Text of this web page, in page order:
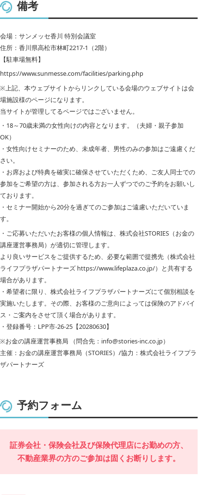
備考
会場：サンメッセ香川 特別会議室
住所：香川県高松市林町2217-1（2階）
【駐車場無料】
https://www.sunmesse.com/facilities/parking.php
※上記、本ウェブサイトからリンクしている会場のウェブサイトは会
場施設様のページになります。
当サイトが管理してるページではございません。
・18～70歳未満の女性向けの内容となります。（夫婦・親子参加
OK）
・女性向けセミナーのため、未成年者、男性のみの参加はご遠慮くだ
さい。
・お席および特典を確実に確保させていただくため、ご友人同士での
参加をご希望の方は、参加される方お一人ずつでのご予約をお願いし
ております。
・セミナー開始から20分を過ぎてのご参加はご遠慮いただいていま
す。
・ご応募いただいたお客様の個人情報は、株式会社STORIES（お金の
講座運営事務局）が適切に管理します。
より良いサービスをご提供するため、必要な範囲で提携先（株式会社
ライフプラザパートナーズ https://www.lifeplaza.co.jp/）と共有する
場合があります。
・希望者に限り、株式会社ライフプラザパートナーズにて個別相談を
実施いたします。その際、お客様のご意向によっては保険のアドバイ
ス・ご案内をさせて頂く場合があります。
・登録番号：LPP市-26-25【20280630】
※お金の講座運営事務局 （問合先：info@stories-inc.co.jp）
主催：お金の講座運営事務局（STORIES）/協力：株式会社ライフプラ
ザパートナーズ
予約フォーム
証券会社・保険会社及び保険代理店にお勤めの方、
不動産業界の方のご参加は固くお断りします。